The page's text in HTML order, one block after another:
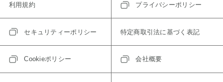
利用規約 プライバシーポリシー
セキュリティーポリシー 特定商取引法に基づく表記
Cookieポリシー 会社概要